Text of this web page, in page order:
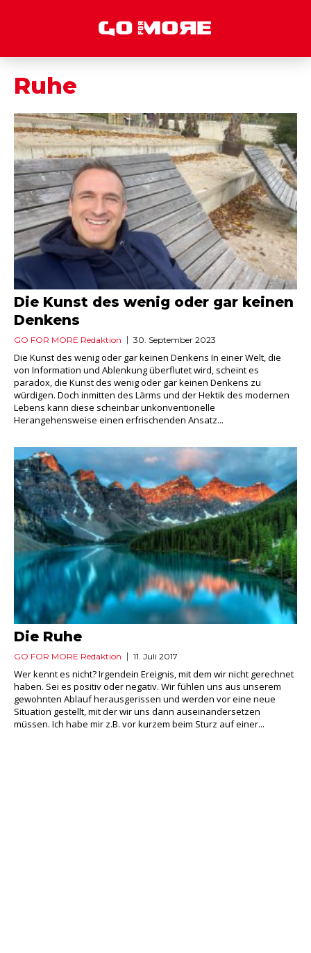
Ruhe
Die Kunst des wenig oder gar keinen
Denkens
GO FOR MORE Redaktion 30. September 2023
Die Kunst des wenig oder gar keinen Denkens In einer Welt, die
von Information und Ablenkung überflutet wird, scheint es
paradox, die Kunst des wenig oder gar keinen Denkens zu
würdigen. Doch inmitten des Lärms und der Hektik des modernen
Lebens kann diese scheinbar unkonventionelle
Herangehensweise einen erfrischenden Ansatz...
Die Ruhe
GO FOR MORE Redaktion 11. Juli 2017
Wer kennt es nicht? Irgendein Ereignis, mit dem wir nicht gerechnet
haben. Sei es positiv oder negativ. Wir fühlen uns aus unserem
gewohnten Ablauf herausgerissen und werden vor eine neue
Situation gestellt, mit der wir uns dann auseinandersetzen
müssen. Ich habe mir z.B. vor kurzem beim Sturz auf einer...